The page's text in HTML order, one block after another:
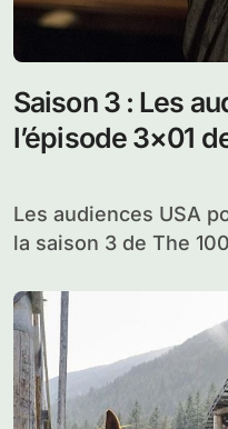
Saison 3 : Les
l’épisode 3×01
Les audiences USA pour le premier épisode de
la saison 3 de The